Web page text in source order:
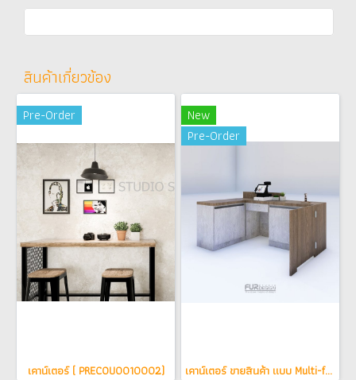
สินค้าเกี่ยวข้อง
Pre-Order
เคาน์เตอร์ ( PRECOU0010002)
New
Pre-Order
เคาน์เตอร์ ขายสินค้า แบบ Multi-function ( PREMUL0010010 )